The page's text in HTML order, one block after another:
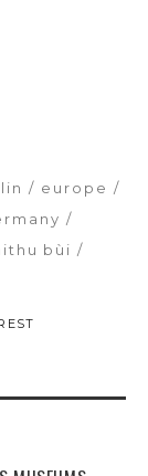
europe
bùi